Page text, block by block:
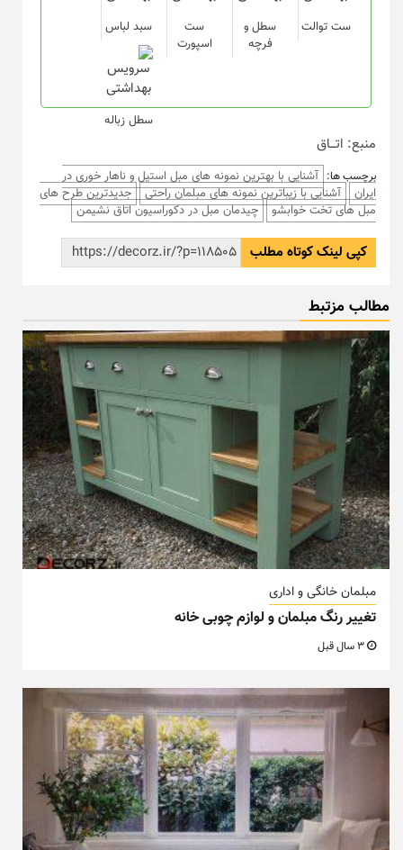
ست توالت
سطل و
فرچه
ست
اسپورت
سبد لباس
سطل زباله
منبع: اتـــاق
برچسب ها: آشنایی با بهترین نمونه های مبل استیل و ناهار خوری در
ایران
آشنایی با زیباترین نمونه های مبلمان راحتی
جدیدترین طرح های
مبل های تخت خوابشو
چیدمان مبل در دکوراسیون اتاق نشیمن
کپی لینک کوتاه مطلب
مطالب مزتبط
مبلمان خانگی و اداری
تغییر رنگ مبلمان و لوازم چوبی خانه